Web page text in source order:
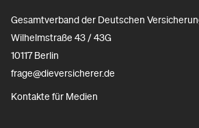
Gesamtverband der Deutschen
Wilhelmstraße 43 / 43G
10117 Berlin
frage@dieversicherer.de
Kontakte für Medien